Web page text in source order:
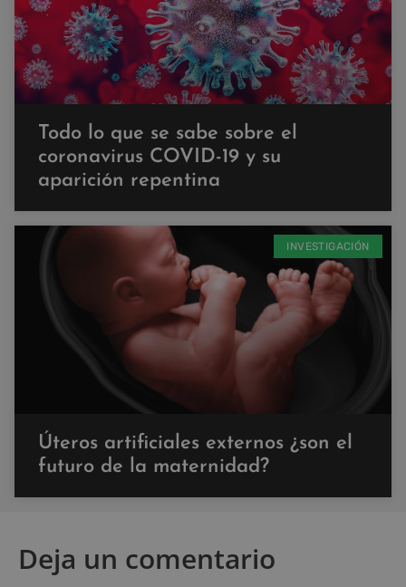
Todo lo que se sabe sobre el
coronavirus COVID-19 y su
aparición repentina
INVESTIGACIÓN
Úteros artificiales externos ¿son el
futuro de la maternidad?
Deja un comentario